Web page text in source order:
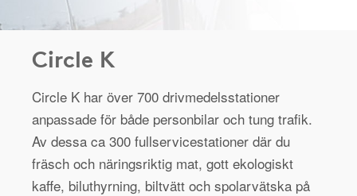
Circle K
Circle K har över 700 drivmedelsstationer
anpassade för både personbilar och tung trafik.
Av dessa ca 300 fullservicestationer där du
fräsch och näringsriktig mat, gott ekologiskt
kaffe, biluthyrning, biltvätt och spolarvätska på